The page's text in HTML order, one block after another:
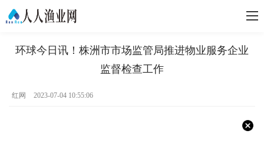
环球今日讯！株洲市市场监管局推进物业服务企业
监督检查工作
红网 2023-07-04 10:55:06